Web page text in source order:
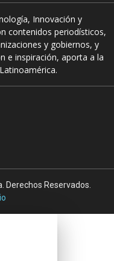
Innovación y
contenidos periodísticos,
y gobiernos, y
e inspiración, aporta a la
Derechos Reservados.